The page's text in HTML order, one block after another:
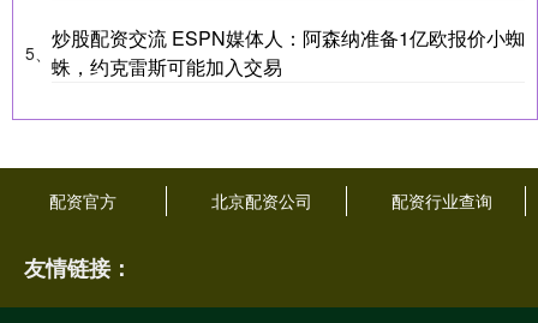
5、
炒股配资交流 ESPN媒体人：阿森纳准备1亿欧报价小蜘
蛛，约克雷斯可能加入交易
配资官方 北京配资公司 配资行业查询
友情链接：